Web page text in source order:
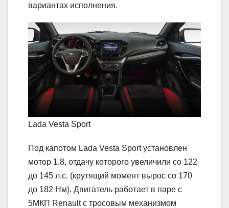
вариантах исполнения.
Lada Vesta Sport
Под капотом Lada Vesta Sport установлен
мотор 1.8, отдачу которого увеличили со 122
до 145 л.с. (крутящий момент вырос со 170
до 182 Нм). Двигатель работает в паре с
5МКП Renault с тросовым механизмом